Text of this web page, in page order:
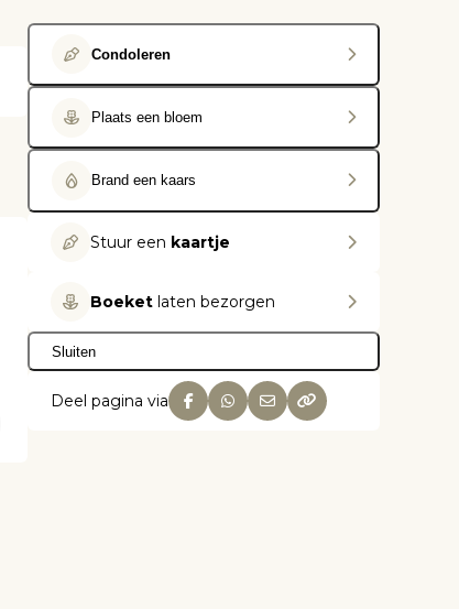
Condoleren
Plaats een bloem
Brand een kaars
Stuur een kaartje
Boeket laten bezorgen
Sluiten
Deel pagina via